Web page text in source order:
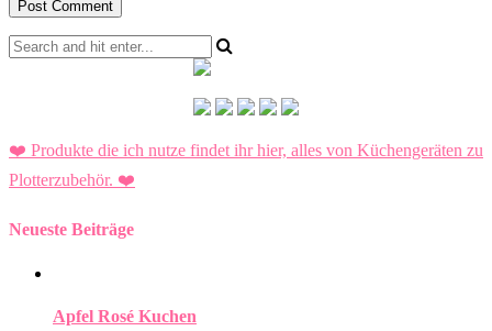
❤️ Produkte die ich nutze findet ihr hier, alles von Küchengeräten zu
Plotterzubehör. ❤️
Neueste Beiträge
Apfel Rosé Kuchen